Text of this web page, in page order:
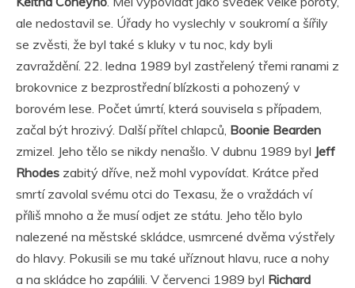
ale nedostavil se. Úřady ho vyslechly v soukromí a šířily
se zvěsti, že byl také s kluky v tu noc, kdy byli
zavraždění. 22. ledna 1989 byl zastřelený třemi ranami z
brokovnice z bezprostřední blízkosti a pohozený v
borovém lese. Počet úmrtí, která souvisela s případem,
začal být hrozivý. Další přítel chlapců, Boonie Bearden
zmizel. Jeho tělo se nikdy nenašlo. V dubnu 1989 byl Jeff
Rhodes zabitý dříve, než mohl vypovídat. Krátce před
smrtí zavolal svému otci do Texasu, že o vraždách ví
příliš mnoho a že musí odjet ze státu. Jeho tělo bylo
nalezené na městské skládce, usmrcené dvěma výstřely
do hlavy. Pokusili se mu také uříznout hlavu, ruce a nohy
a na skládce ho zapálili. V červenci 1989 byl Richard